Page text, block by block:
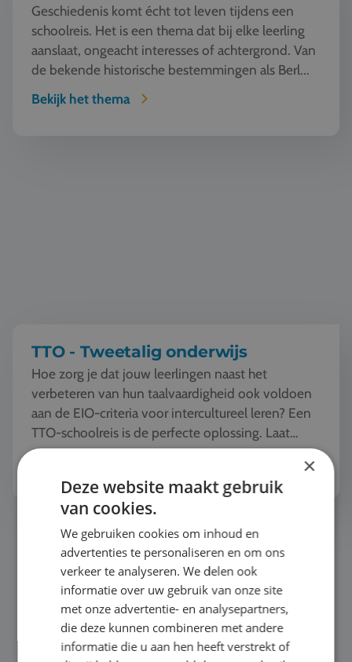
Geschiedenis komt écht tot leven tijdens een
schoolreis. Het is een thema dat bij elke leerling
aanslaat, ongeacht interesses of achtergrond. Van
de bekende historische bestemmingen als Berl...
Bekijk het thema
TTO - Tweetalig onderwijs
Hoe zorg je dat jouw leerlingen naast het
verbeteren van hun taalvaardigheid ook voldoen
aan de EIO-criteria voor intercultureel leren? Een
TTO-schoolreis is de perfecte oplossing. Laat
jouw l...
×
Deze website maakt gebruik
van cookies.
We gebruiken cookies om inhoud en
advertenties te personaliseren en om ons
verkeer te analyseren. We delen ook
informatie over uw gebruik van onze site
met onze advertentie- en analysepartners,
die deze kunnen combineren met andere
informatie die u aan hen heeft verstrekt of